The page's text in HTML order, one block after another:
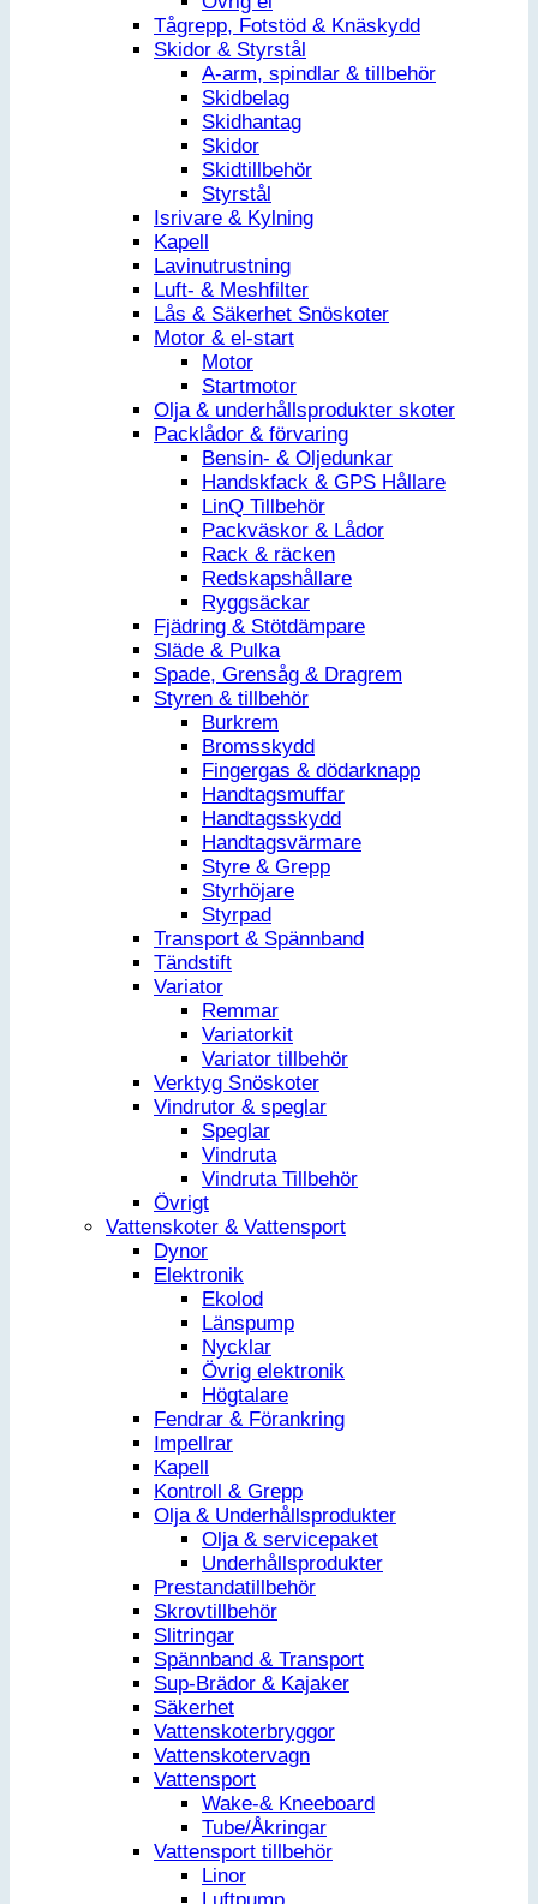
Tågrepp, Fotstöd & Knäskydd
Skidor & Styrstål
A-arm, spindlar & tillbehör
Skidbelag
Skidhantag
Skidor
Skidtillbehör
Styrstål
Isrivare & Kylning
Kapell
Lavinutrustning
Luft- & Meshfilter
Lås & Säkerhet Snöskoter
Motor & el-start
Motor
Startmotor
Olja & underhållsprodukter skoter
Packlådor & förvaring
Bensin- & Oljedunkar
Handskfack & GPS Hållare
LinQ Tillbehör
Packväskor & Lådor
Rack & räcken
Redskapshållare
Ryggsäckar
Fjädring & Stötdämpare
Släde & Pulka
Spade, Grensåg & Dragrem
Styren & tillbehör
Burkrem
Bromsskydd
Fingergas & dödarknapp
Handtagsmuffar
Handtagsskydd
Handtagsvärmare
Styre & Grepp
Styrhöjare
Styrpad
Transport & Spännband
Tändstift
Variator
Remmar
Variatorkit
Variator tillbehör
Verktyg Snöskoter
Vindrutor & speglar
Speglar
Vindruta
Vindruta Tillbehör
Övrigt
Vattenskoter & Vattensport
Dynor
Elektronik
Ekolod
Länspump
Nycklar
Övrig elektronik
Högtalare
Fendrar & Förankring
Impellrar
Kapell
Kontroll & Grepp
Olja & Underhållsprodukter
Olja & servicepaket
Underhållsprodukter
Prestandatillbehör
Skrovtillbehör
Slitringar
Spännband & Transport
Sup-Brädor & Kajaker
Säkerhet
Vattenskoterbryggor
Vattenskotervagn
Vattensport
Wake-& Kneeboard
Tube/Åkringar
Vattensport tillbehör
Linor